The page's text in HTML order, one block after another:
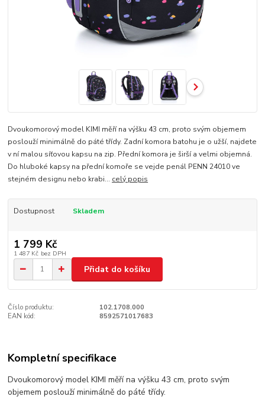
Dvoukomorový model KIMI měří na výšku 43 cm, proto svým objemem
poslouží minimálně do páté třídy. Zadní komora batohu je o užší, najdete
v ní malou síťovou kapsu na zip. Přední komora je širší a velmi objemná.
Do hluboké kapsy na přední komoře se vejde penál PENN 24010 ve
stejném designu nebo krabi... celý popis
Dostupnost Skladem
1 799 Kč
1 487 Kč bez DPH
Přidat do košíku
Číslo produktu:
102.1708.000
EAN kód:
8592571017683
Kompletní specifikace
Dvoukomorový model KIMI měří na výšku 43 cm, proto svým
objemem poslouží minimálně do páté třídy.